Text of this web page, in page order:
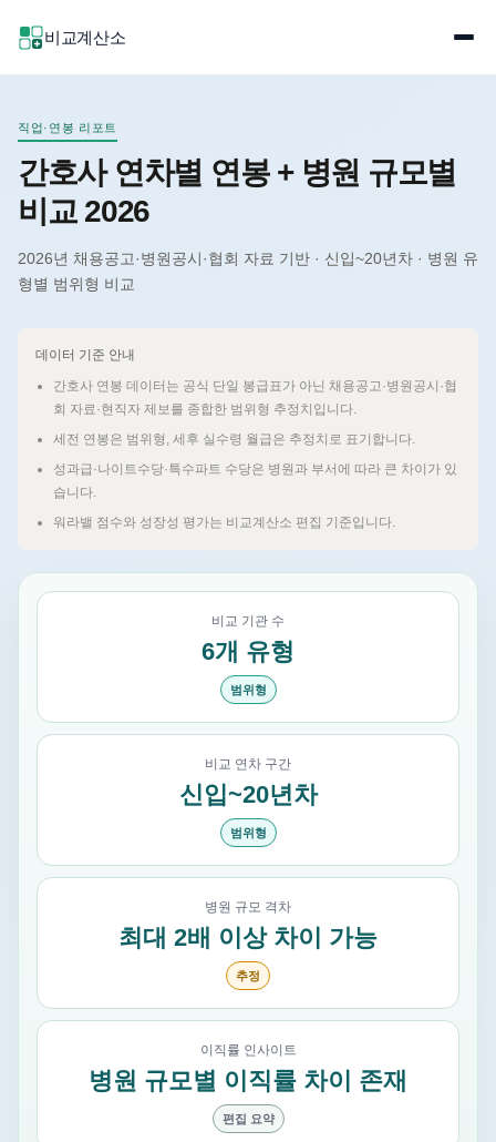
비교계산소
직업·연봉 리포트
간호사 연차별 연봉 + 병원 규모별
비교 2026
2026년 채용공고·병원공시·협회 자료 기반 · 신입~20년차 · 병원 유
형별 범위형 비교
데이터 기준 안내
간호사 연봉 데이터는 공식 단일 봉급표가 아닌 채용공고·병원공시·협
회 자료·현직자 제보를 종합한 범위형 추정치입니다.
세전 연봉은 범위형, 세후 실수령 월급은 추정치로 표기합니다.
성과급·나이트수당·특수파트 수당은 병원과 부서에 따라 큰 차이가 있
습니다.
워라밸 점수와 성장성 평가는 비교계산소 편집 기준입니다.
비교 기관 수
6개 유형
범위형
비교 연차 구간
신입~20년차
범위형
병원 규모 격차
최대 2배 이상 차이 가능
추정
이직률 인사이트
병원 규모별 이직률 차이 존재
편집 요약